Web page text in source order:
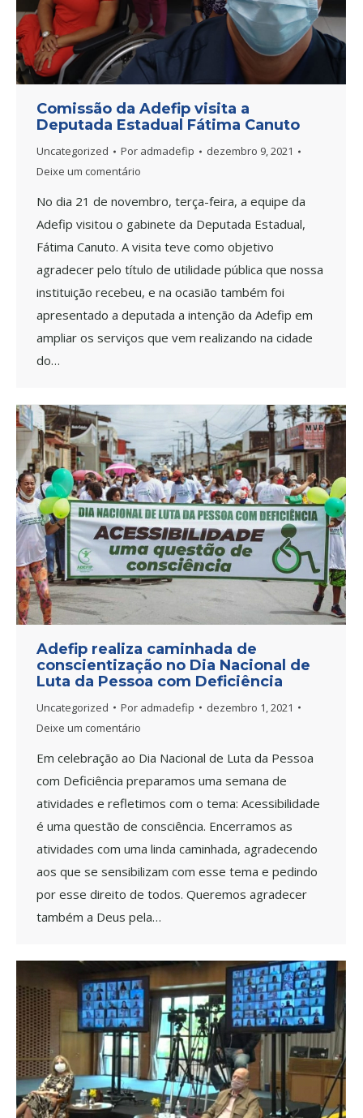
Comissão da Adefip visita a
Deputada Estadual Fátima Canuto
Uncategorized Por admadefip
dezembro 9, 2021
Deixe um comentário
No dia 21 de novembro, terça-feira, a equipe da
Adefip visitou o gabinete da Deputada Estadual,
Fátima Canuto. A visita teve como objetivo
agradecer pelo título de utilidade pública que nossa
instituição recebeu, e na ocasião também foi
apresentado a deputada a intenção da Adefip em
ampliar os serviços que vem realizando na cidade
do…
Adefip realiza caminhada de
conscientização no Dia Nacional de
Luta da Pessoa com Deficiência
Uncategorized Por admadefip
dezembro 1, 2021
Deixe um comentário
Em celebração ao Dia Nacional de Luta da Pessoa
com Deficiência preparamos uma semana de
atividades e refletimos com o tema: Acessibilidade
é uma questão de consciência. Encerramos as
atividades com uma linda caminhada, agradecendo
aos que se sensibilizam com esse tema e pedindo
por esse direito de todos. Queremos agradecer
também a Deus pela…